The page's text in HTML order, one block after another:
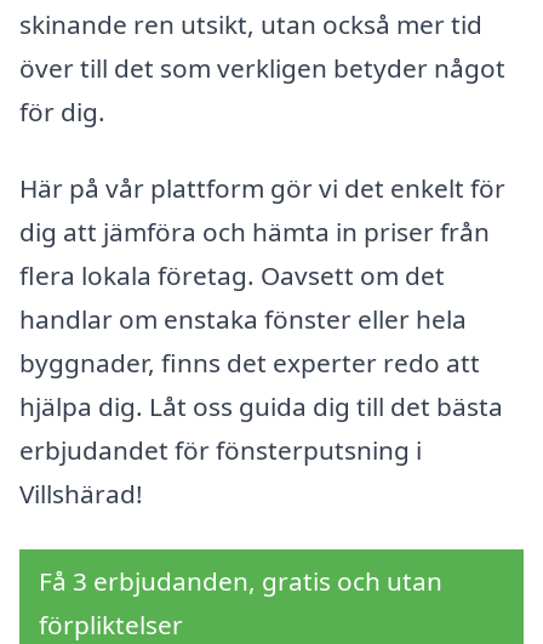
skinande ren utsikt, utan också mer tid
över till det som verkligen betyder något
för dig.
Här på vår plattform gör vi det enkelt för
dig att jämföra och hämta in priser från
flera lokala företag. Oavsett om det
handlar om enstaka fönster eller hela
byggnader, finns det experter redo att
hjälpa dig. Låt oss guida dig till det bästa
erbjudandet för fönsterputsning i
Villshärad!
Få 3 erbjudanden, gratis och utan
förpliktelser